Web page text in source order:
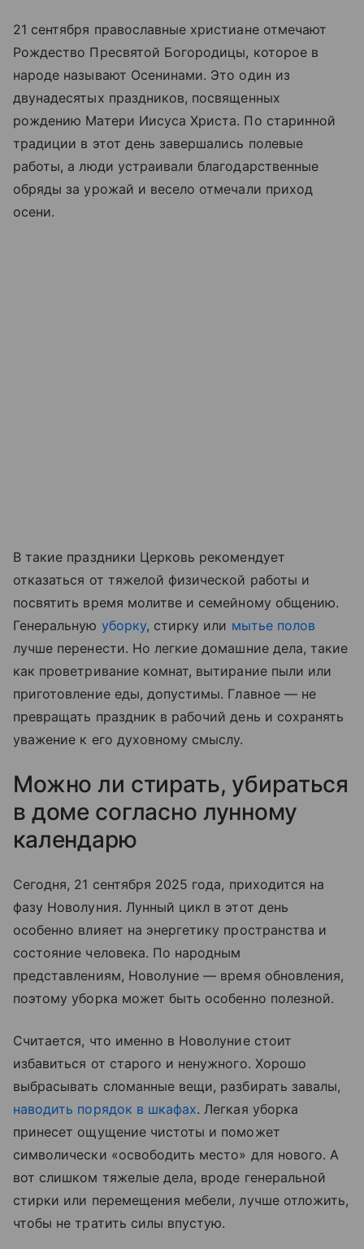
21 сентября православные христиане отмечают
Рождество Пресвятой Богородицы, которое в
народе называют Осенинами. Это один из
двунадесятых праздников, посвященных
рождению Матери Иисуса Христа. По старинной
традиции в этот день завершались полевые
работы, а люди устраивали благодарственные
обряды за урожай и весело отмечали приход
осени.
В такие праздники Церковь рекомендует
отказаться от тяжелой физической работы и
посвятить время молитве и семейному общению.
Генеральную уборку, стирку или мытье полов
лучше перенести. Но легкие домашние дела, такие
как проветривание комнат, вытирание пыли или
приготовление еды, допустимы. Главное — не
превращать праздник в рабочий день и сохранять
уважение к его духовному смыслу.
Можно ли стирать, убираться
в доме согласно лунному
календарю
Сегодня, 21 сентября 2025 года, приходится на
фазу Новолуния. Лунный цикл в этот день
особенно влияет на энергетику пространства и
состояние человека. По народным
представлениям, Новолуние — время обновления,
поэтому уборка может быть особенно полезной.
Считается, что именно в Новолуние стоит
избавиться от старого и ненужного. Хорошо
выбрасывать сломанные вещи, разбирать завалы,
наводить порядок в шкафах. Легкая уборка
принесет ощущение чистоты и поможет
символически «освободить место» для нового. А
вот слишком тяжелые дела, вроде генеральной
стирки или перемещения мебели, лучше отложить,
чтобы не тратить силы впустую.